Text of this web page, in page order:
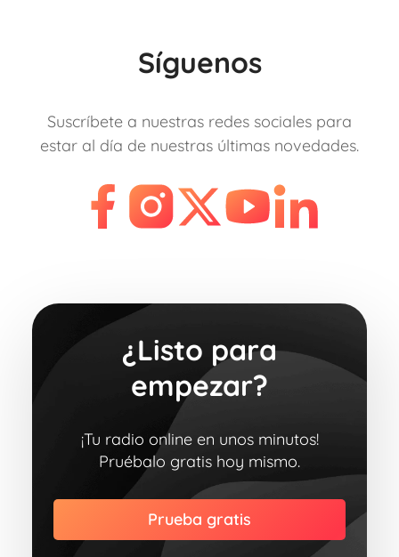
Síguenos
Suscríbete a nuestras redes sociales para
estar al día de nuestras últimas novedades.
¿Listo para
empezar?
¡Tu radio online en unos minutos!
Pruébalo gratis hoy mismo.
Prueba gratis